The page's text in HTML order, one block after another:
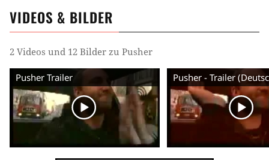
VIDEOS & BILDER
2 Videos und 12 Bilder zu Pusher
Pusher Trailer Pusher - Trailer